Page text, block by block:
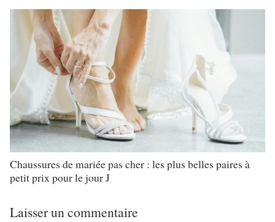
Chaussures de mariée pas cher : les plus belles paires à
petit prix pour le jour J
Laisser un commentaire